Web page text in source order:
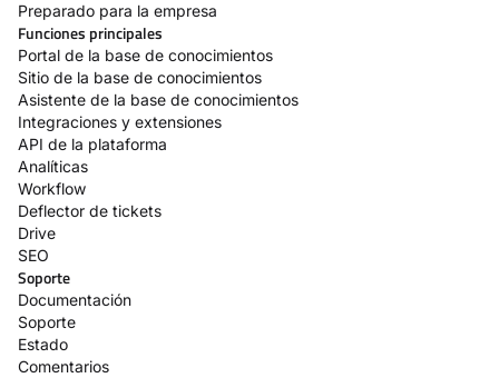
Preparado para la empresa
Funciones principales
Portal de la base de conocimientos
Sitio de la base de conocimientos
Asistente de la base de conocimientos
Integraciones y extensiones
API de la plataforma
Analíticas
Workflow
Deflector de tickets
Drive
SEO
Soporte
Documentación
Soporte
Estado
Comentarios